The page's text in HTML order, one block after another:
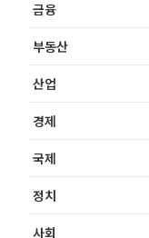
금융
부동산
산업
경제
국제
정치
사회